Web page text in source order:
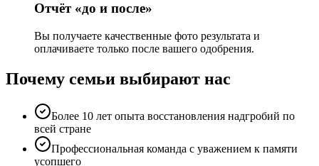
Отчёт «до и после»
Вы получаете качественные фото результата и
оплачиваете только после вашего одобрения.
Почему семьи выбирают нас
Более 10 лет опыта восстановления надгробий по
всей стране
Профессиональная команда с уважением к памяти
усопшего